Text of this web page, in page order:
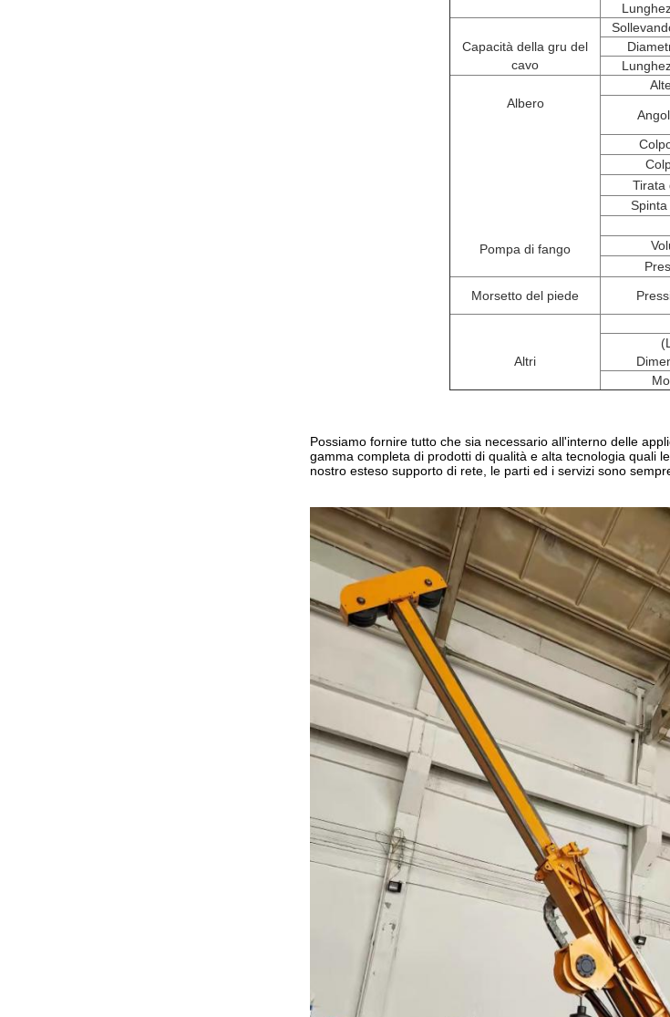
Capacità della gru del
cavo
Albero
Pompa di fango
Tirata
Morsetto del piede
Altri
Possiamo fornire tutto che sia necessario all'interno delle
gamma completa di prodotti di qualità e alta tecnologia quali
nostro esteso supporto di rete, le parti ed i servizi sono